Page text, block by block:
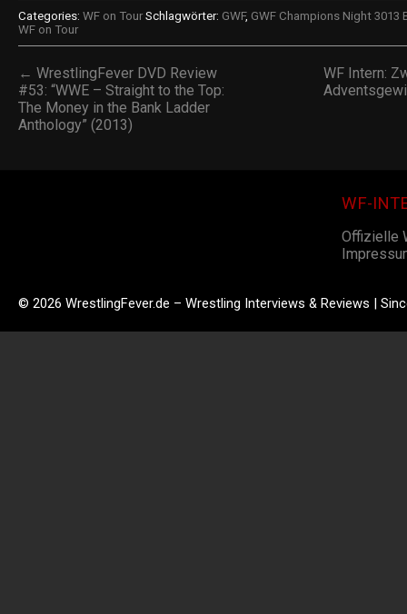
Categories: WF on Tour Schlagwörter: GWF, GWF Champions Night 3013
WF on Tour
← WrestlingFever DVD Review
#53: “WWE – Straight to the Top:
The Money in the Bank Ladder
Anthology” (2013)
WF Intern:
WF-
Offizielle
© 2026 WrestlingFever.de – Wrestling Interviews & Reviews |